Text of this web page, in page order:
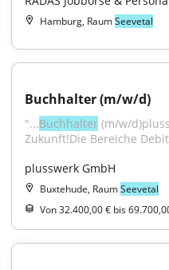
Hamburg, RaumSeevetal
Buchhalter (m/w/d)
"...Buchhalter (m/w/
Zukunft!Die Bereiche
plusswerk GmbH
Buxtehude, RaumSeevetal
Von 32.400,00 € bis